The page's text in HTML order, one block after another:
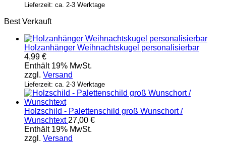
Lieferzeit: ca. 2-3 Werktage
Best Verkauft
Holzanhänger Weihnachtskugel personalisierbar
4,99 €
Enthält 19% MwSt.
zzgl. Versand
Lieferzeit: ca. 2-3 Werktage
Holzschild - Palettenschild groß Wunschort /
Wunschtext 27,00 €
Enthält 19% MwSt.
zzgl. Versand